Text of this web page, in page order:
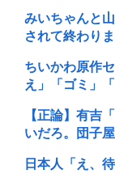
みいちゃんと
されて終わり
ちいかわ原作
え」「ゴミ」
【正論】有吉
いだろ。団子
日本人「え、